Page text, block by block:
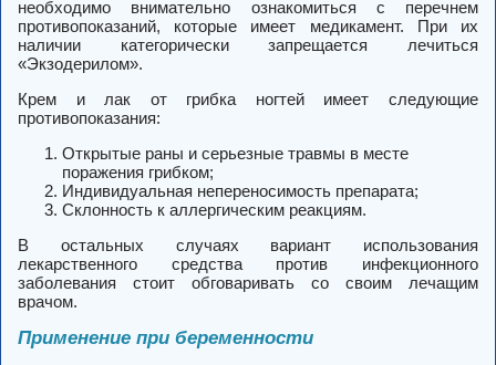
необходимо внимательно ознакомиться с перечнем
противопоказаний, которые имеет медикамент. При их
наличии категорически запрещается лечиться
«Экзодерилом».
Крем и лак от грибка ногтей имеет следующие
противопоказания:
Открытые раны и серьезные травмы в месте
поражения грибком;
Индивидуальная непереносимость препарата;
Склонность к аллергическим реакциям.
В остальных случаях вариант использования
лекарственного средства против инфекционного
заболевания стоит обговаривать со своим лечащим
врачом.
Применение при беременности